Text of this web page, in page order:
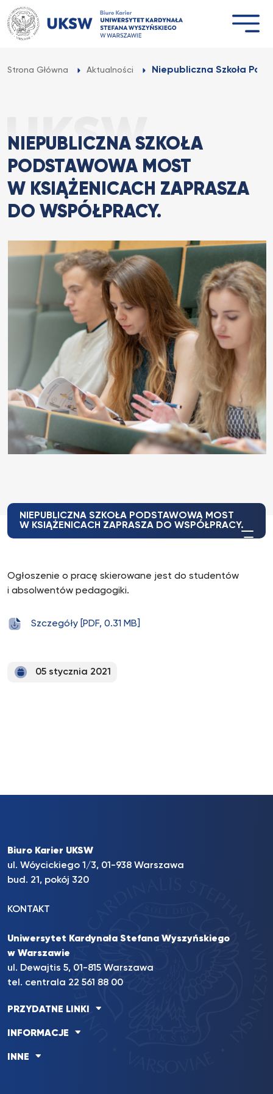
Przejdź
do
treści
Strona Główna Aktualności Niepubliczna Szkoła
NIEPUBLICZNA SZKOŁA
PODSTAWOWA MOST
W KSIĄŻENICACH ZAPRASZA
DO WSPÓŁPRACY.
NIEPUBLICZNA SZKOŁA PODSTAWOWA MOST
W KSIĄŻENICACH ZAPRASZA DO WSPÓŁPRACY.
Ogłoszenie o pracę skierowane jest do studentów
i absolwentów pedagogiki.
Szczegóły [PDF, 0.31 MB]
05 stycznia 2021
Biuro Karier UKSW
ul. Wóycickiego 1/3, 01-938 Warszawa
bud. 21, pokój 320
KONTAKT
Uniwersytet Kardynała Stefana Wyszyńskiego
w Warszawie
ul. Dewajtis 5, 01-815 Warszawa
tel. centrala 22 561 88 00
PRZYDATNE LINKI
INFORMACJE
INNE